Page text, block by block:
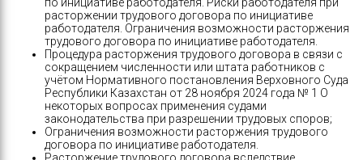
расторжении трудового договора по инициативе
работодателя. Ограничения возможности расторжения
трудового договора по инициативе работодателя.
Процедура расторжения трудового договора в связи с
сокращением численности или штата работников с
учётом Нормативного постановления Верховного Суда
Республики Казахстан от 28 ноября 2024 года № 1 О
некоторых вопросах применения судами
законодательства при разрешении трудовых споров;
Ограничения возможности расторжения трудового
договора по инициативе работодателя.